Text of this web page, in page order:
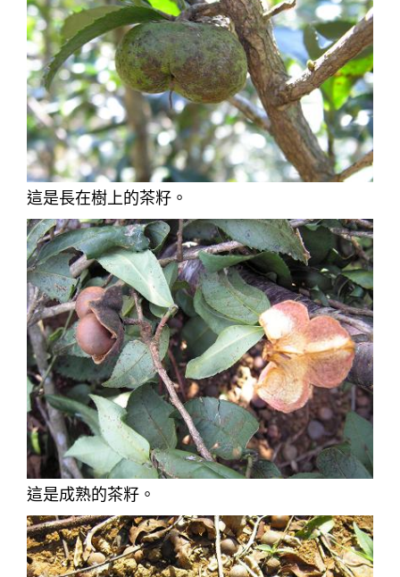
這是長在樹上的茶籽。
這是成熟的茶籽。